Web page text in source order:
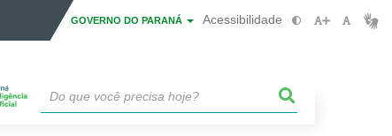
GOVERNO DO PARANÁ Acessibilidade